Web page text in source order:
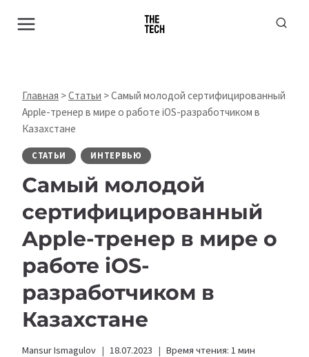
Главная >Статьи >Самый молодой сертифицированный
Apple-тренер в мире о работе iOS-разработчиком в
Казахстане
СТАТЬИ ИНТЕРВЬЮ
Самый молодой
сертифицированный
Apple-тренер в мире о
работе iOS-
разработчиком в
Казахстане
Mansur Ismagulov 18.07.2023 Время чтения: 1 мин